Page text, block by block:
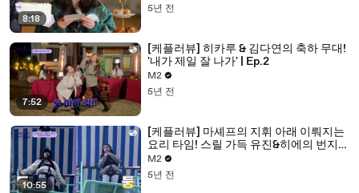
8:18
5년 전
7:52
[케플러뷰] 히카루 & 김다연의 축하 무대!
'내가 제일 잘 나가' | Ep.2
M2
5년 전
10:55
[케플러뷰] 마셰프의 지휘 아래 이뤄지는
요리 타임! 스릴 가득 유진&히에의 번지
도전의 결과는? | Ep.2
M2
5년 전